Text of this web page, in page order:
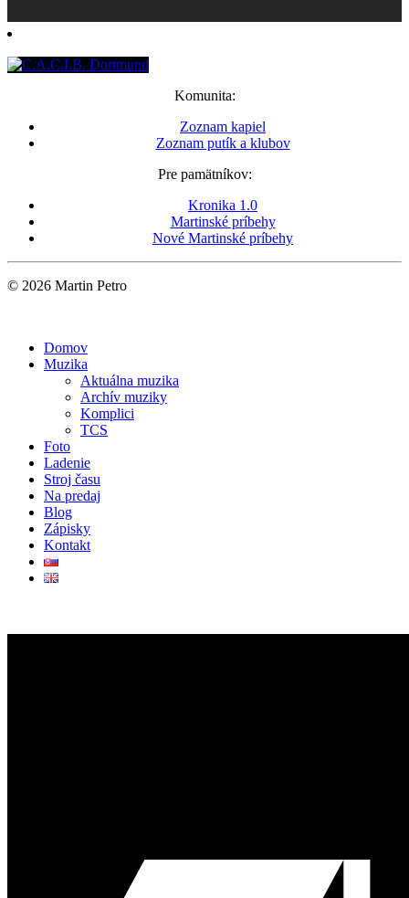
Komunita:
Zoznam kapiel
Zoznam putík a klubov
Pre pamätníkov:
Kronika 1.0
Martinské príbehy
Nové Martinské príbehy
© 2026 Martin Petro
Domov
Muzika
Aktuálna muzika
Archív muziky
Komplici
TCS
Foto
Ladenie
Stroj času
Na predaj
Blog
Zápisky
Kontakt